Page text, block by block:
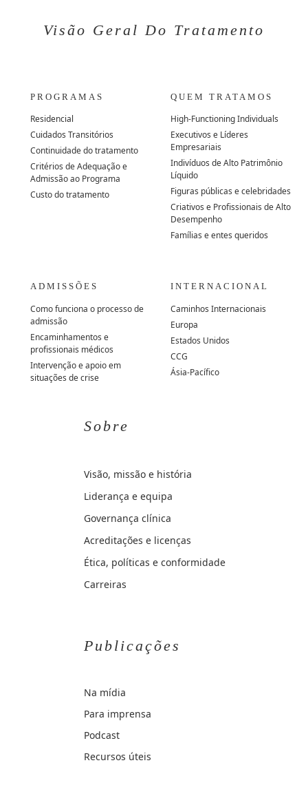
Visão Geral Do Tratamento
PROGRAMAS
Residencial
Cuidados Transitórios
Continuidade do tratamento
Critérios de Adequação e
Admissão ao Programa
Custo do tratamento
QUEM TRATAMOS
High-Functioning Individuals
Executivos e Líderes
Empresariais
Indivíduos de Alto Patrimônio
Líquido
Figuras públicas e celebridades
Criativos e Profissionais de Alto
Desempenho
Famílias e entes queridos
ADMISSÕES
Como funciona o processo de
admissão
Encaminhamentos e
profissionais médicos
Intervenção e apoio em
situações de crise
INTERNACIONAL
Caminhos Internacionais
Europa
Estados Unidos
CCG
Ásia-Pacífico
Sobre
Visão, missão e história
Liderança e equipa
Governança clínica
Acreditações e licenças
Ética, políticas e conformidade
Carreiras
Publicações
Na mídia
Para imprensa
Podcast
Recursos úteis